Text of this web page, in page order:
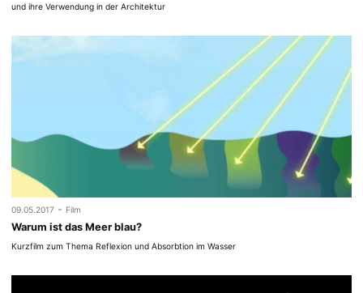
und ihre Verwendung in der Architektur
09.05.2017 - Film
Warum ist das Meer blau?
Kurzfilm zum Thema Reflexion und Absorbtion im Wasser